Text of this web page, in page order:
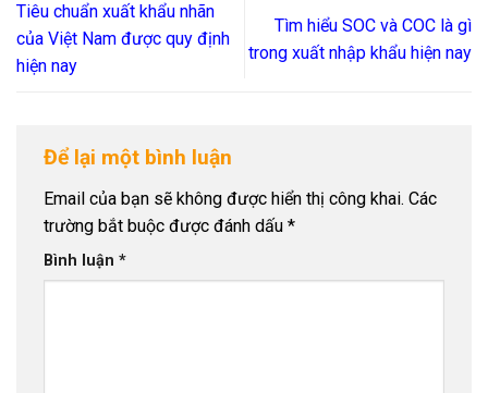
Tiêu chuẩn xuất khẩu nhãn
của Việt Nam được quy định
hiện nay
Tìm hiểu SOC và COC là gì
trong xuất nhập khẩu hiện nay
Để lại một bình luận
Email của bạn sẽ không được hiển thị công khai. Các
trường bắt buộc được đánh dấu *
Bình luận *